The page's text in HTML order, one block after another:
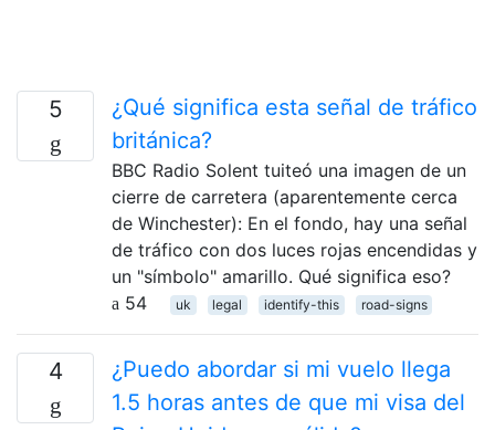
5
¿Qué significa esta señal de tráfico
británica?
BBC Radio Solent tuiteó una imagen de un
cierre de carretera (aparentemente cerca
de Winchester): En el fondo, hay una señal
de tráfico con dos luces rojas encendidas y
un "símbolo" amarillo. Qué significa eso?
54
uk legal identify-this road-signs
4
¿Puedo abordar si mi vuelo llega
1.5 horas antes de que mi visa del